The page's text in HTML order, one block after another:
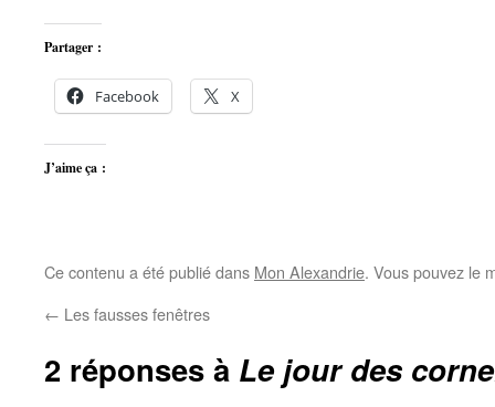
Partager :
Facebook X
J’aime ça :
Ce contenu a été publié dans Mon Alexandrie. Vous pouvez le
← Les fausses fenêtres
2 réponses à Le jour des